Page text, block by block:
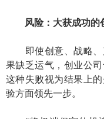
风险：大获成功的
即使创意、战略、
果缺乏运气，创业公
这种失败视为结果上
验方面领先一步。